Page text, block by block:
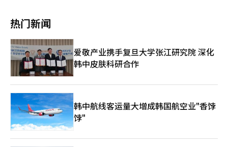
务正在稳定增长。他补充道：“如果在组织运营上有需要改进的地
方，我们会透明地进行改进和发展”，并表示“自去年以来，韩美
已在内部规章改进等方面开展工作。”※ 本报道经人工智能（AI）
系统翻译与编辑。
韩元，比去年同期增长7.6%。这得益于药品流通领域的在线药房
和皮肤护理品牌，进一步丰富了业务组合。 业内人士认为，控股
公司的角色正在发生变化。过去，控股公司主要集中在加强治理结
构和管理子公司，而现在则通过直接业务来主导投资，功能得到了
扩展。在纯控股公司体制下，由于只能依赖分红，资金利用受到限
制，因此转型为业务型控股公司被解读为提升增长速度的战略。
虽然药价改革和政府监管加强可能对行业产生了一定影响，但业内
人士认为这更多是为了增强盈利能力、管理效率和新增长动力的战
略选择。一位制药行业人士表示：“过去，管理权防御的性质较
强，但现在增强业务竞争力成为更重要的目标。”他还表示：“未
来，根据企业的具体情况，可能会出现多种形式的组织重组。”※
本报道经人工智能（AI）系统翻译与编辑。
推动两家公司业绩改善的主要因素是便利店业务。GS25第二季度
的销售额为2兆3844亿韩元，同比增长7.1%，营业利润为714亿韩
元，增长21%。尤其是现有门店的日均销售增长率达到了7.5%。
GS25专注于扩大现有门店或迁移至优质位置的“拆除重建”战
略，以及加强生鲜食品的销售。生鲜强化型门店数量已增至1000
家。受此影响，第二季度蔬菜、水果和肉类等购物商品的销售额同
比增长49.6%，其中蔬菜增长64%，肉类增长61%，水果增长
28%。 外国消费者的消费也成为新的增长动力。根据外国支付方
式，GS25第二季度的外国人销售额同比增长67.2%。与“蒙奇
奇”、“茨阳”等知识产权（IP）合作的商品以及K-食品、差异化
食品的销售增加，吸引了集中在旅游热点区域的额外需求。 CU也
受益于消费环境的改善。BGF零售表示，由于降水天数减少和平均
气温升高，饮料和冰淇淋等高利润的夏季商品销售增加。高油价补
热门新闻
爱敬产业携手复旦大学张江研究院 深化
韩中皮肤科研合作
韩中航线客运量大增成韩国航空业"香饽
饽"